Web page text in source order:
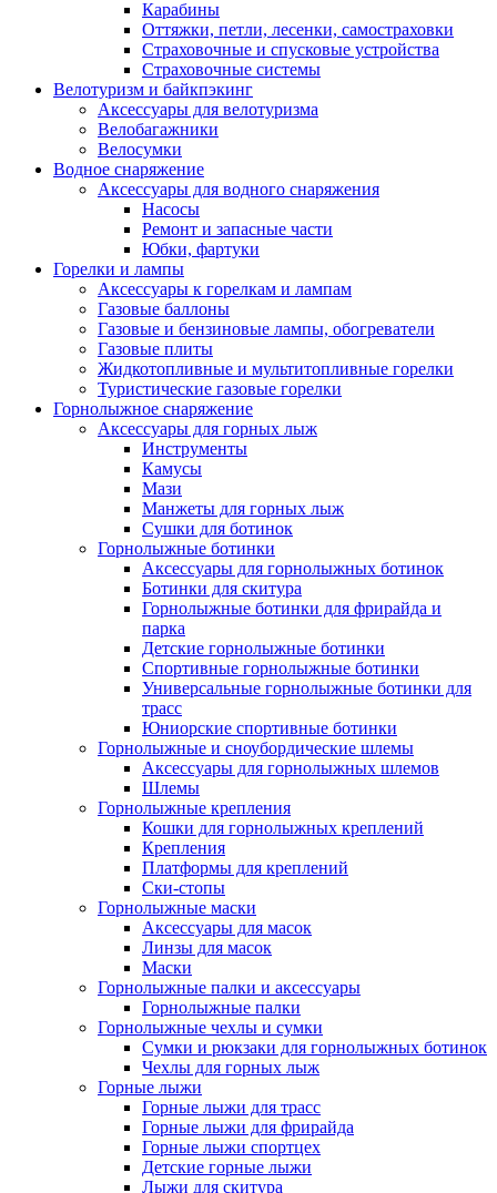
Карабины
Оттяжки, петли, лесенки, самостраховки
Страховочные и спусковые устройства
Страховочные системы
Велотуризм и байкпэкинг
Аксессуары для велотуризма
Велобагажники
Велосумки
Водное снаряжение
Аксессуары для водного снаряжения
Насосы
Ремонт и запасные части
Юбки, фартуки
Горелки и лампы
Аксессуары к горелкам и лампам
Газовые баллоны
Газовые и бензиновые лампы, обогреватели
Газовые плиты
Жидкотопливные и мультитопливные горелки
Туристические газовые горелки
Горнолыжное снаряжение
Аксессуары для горных лыж
Инструменты
Камусы
Мази
Манжеты для горных лыж
Сушки для ботинок
Горнолыжные ботинки
Аксессуары для горнолыжных ботинок
Ботинки для скитура
Горнолыжные ботинки для фрирайда и
парка
Детские горнолыжные ботинки
Спортивные горнолыжные ботинки
Универсальные горнолыжные ботинки для
трасс
Юниорские спортивные ботинки
Горнолыжные и сноубордические шлемы
Аксессуары для горнолыжных шлемов
Шлемы
Горнолыжные крепления
Кошки для горнолыжных креплений
Крепления
Платформы для креплений
Ски-стопы
Горнолыжные маски
Аксессуары для масок
Линзы для масок
Маски
Горнолыжные палки и аксессуары
Горнолыжные палки
Горнолыжные чехлы и сумки
Сумки и рюкзаки для горнолыжных ботинок
Чехлы для горных лыж
Горные лыжи
Горные лыжи для трасс
Горные лыжи для фрирайда
Горные лыжи спортцех
Детские горные лыжи
Лыжи для скитура